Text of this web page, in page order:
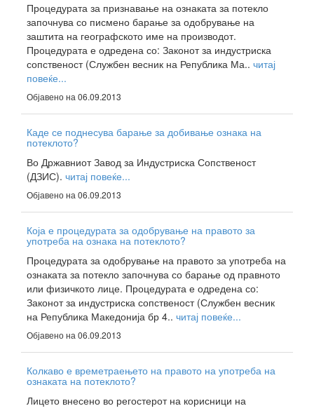
Процедурата за признавање на ознаката за потекло
започнува со писмено барање за одобрување на
заштита на географското име на производот.
Процедурата е одредена со: Законот за индустриска
сопственост (Службен весник на Република Ма.. читај
повеќе...
Објавено на 06.09.2013
Каде се поднесува барање за добивање ознака на
потеклото?
Во Државниот Завод за Индустриска Сопственост
(ДЗИС). читај повеќе...
Објавено на 06.09.2013
Која е процедурата за одобрување на правото за
употреба на ознака на потеклото?
Процедурата за одобрување на правото за употреба на
ознаката за потекло започнува со барање од правното
или физичкото лице. Процедурата е одредена со:
Законот за индустриска сопственост (Службен весник
на Република Македонија бр 4.. читај повеќе...
Објавено на 06.09.2013
Колкаво е времетраењето на правото на употреба на
ознаката на потеклото?
Лицето внесено во регостерот на корисници на